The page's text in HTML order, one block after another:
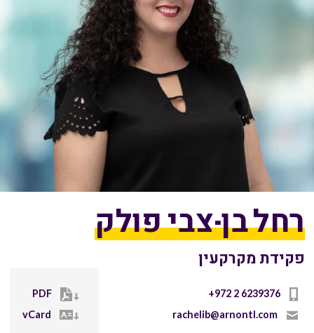
רחל בן-צבי פולק
פקידת מקרקעין
+972 2 6239376
rachelib@arnontl.com
PDF
vCard